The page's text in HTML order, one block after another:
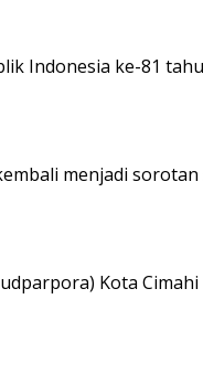
Indonesia ke-81
menjadi
Kota